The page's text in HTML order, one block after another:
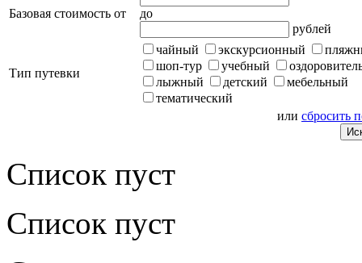
Базовая стоимость от
до
рублей
Тип путевки
чайный экскурсионный
шоп-тур
учебный
лыжный
детский
мебельный
тематический
или сбросить
Список пуст
Список пуст